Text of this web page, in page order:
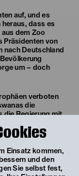
Einsatz kommen,
und den
Sie selbst fest,
auf, und es
heraus, dass es
dem Zoo
Präsidenten von
Deutschland
um – doch
verboten
die
die Regierung mit
zu leben hat.
Prosa, Dramatik
von scharfen
Ihr